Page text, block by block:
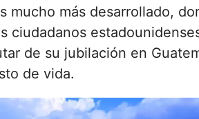
mucho más desarrollado,
ciudadanos
de su jubilación en
de vida.